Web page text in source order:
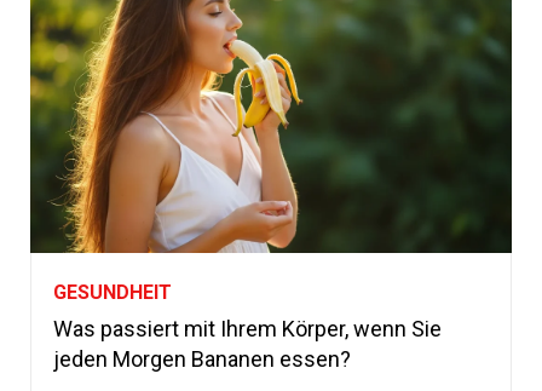
GESUNDHEIT
Was passiert mit Ihrem Körper, wenn Sie
jeden Morgen Bananen essen?